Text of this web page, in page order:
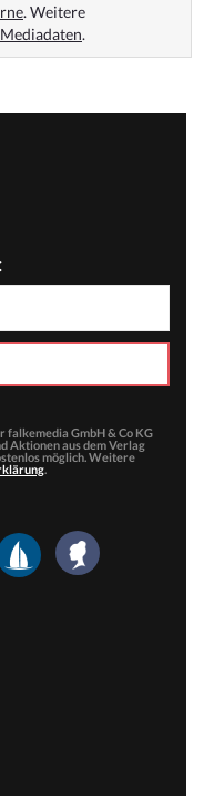
. Weitere
Mediadaten.
falkemedia GmbH & Co KG
Aktionen aus dem Verlag
möglich. Weitere
.